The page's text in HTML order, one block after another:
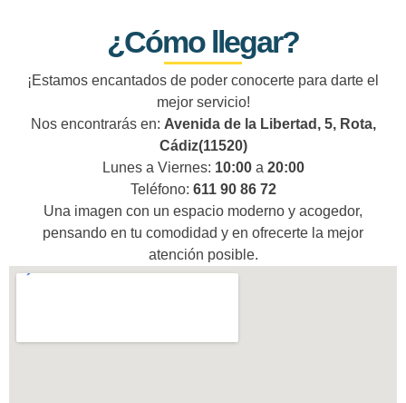
¿Cómo llegar?
¡Estamos encantados de poder conocerte para darte el
mejor servicio!
Nos encontrarás en: Avenida de la Libertad, 5, Rota,
Cádiz(11520)
Lunes a Viernes: 10:00 a 20:00
Teléfono: 611 90 86 72
Una imagen con un espacio moderno y acogedor,
pensando en tu comodidad y en ofrecerte la mejor
atención posible.